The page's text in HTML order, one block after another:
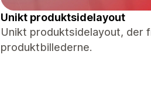
Unikt produktsidelayout
Unikt produktsidelayout, der
produktbillederne.